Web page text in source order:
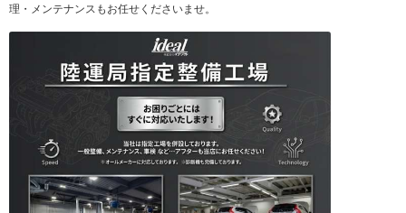
理・メンテナンスもお任せくださいませ。